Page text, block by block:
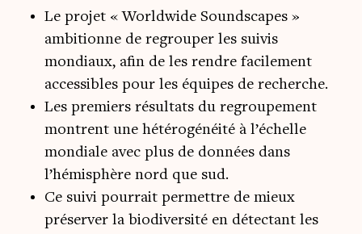
Le projet « Worldwide Soundscapes »
ambitionne de regrouper les suivis
mondiaux, afin de les rendre facilement
accessibles pour les équipes de recherche.
Les premiers résultats du regroupement
montrent une hétérogénéité à l’échelle
mondiale avec plus de données dans
l’hémisphère nord que sud.
Ce suivi pourrait permettre de mieux
préserver la biodiversité en détectant les